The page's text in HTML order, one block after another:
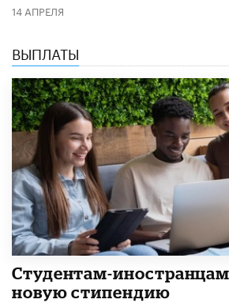
14 АПРЕЛЯ
ВЫПЛАТЫ
Студентам-
новую стипендию